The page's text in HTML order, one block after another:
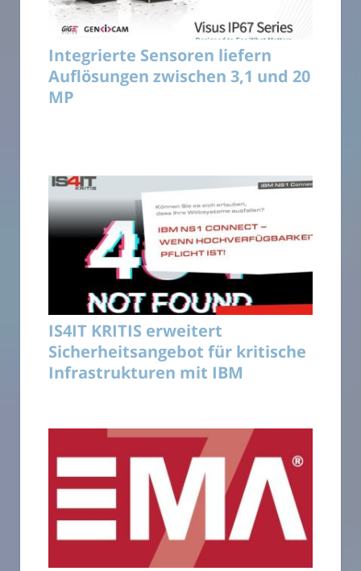
Integrierte Sensoren liefern
Auflösungen zwischen 3,1 und 20
MP
IS4IT KRITIS erweitert
Sicherheitsangebot für kritische
Infrastrukturen mit IBM